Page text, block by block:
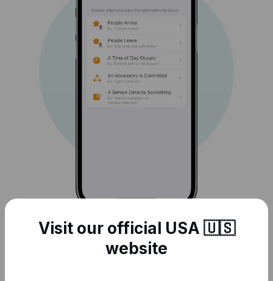
Para crear una automatización, primero hay que
configurar un iniciador.
Visit our official USA 🇺🇸
website